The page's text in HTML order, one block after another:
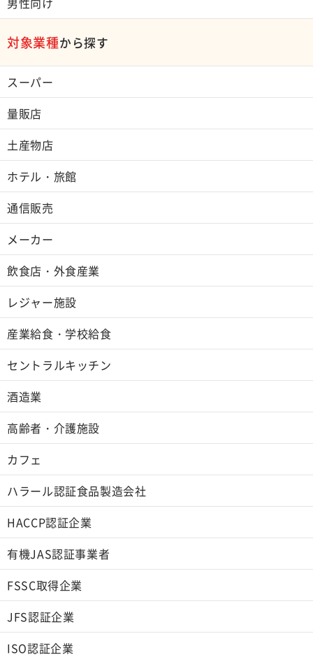
対象業種から探す
スーパー
量販店
土産物店
ホテル・旅館
通信販売
メーカー
飲食店・外食産業
レジャー施設
産業給食・学校給食
セントラルキッチン
酒造業
高齢者・介護施設
カフェ
ハラール認証食品製造会社
HACCP認証企業
有機JAS認証事業者
FSSC取得企業
JFS認証企業
ISO認証企業